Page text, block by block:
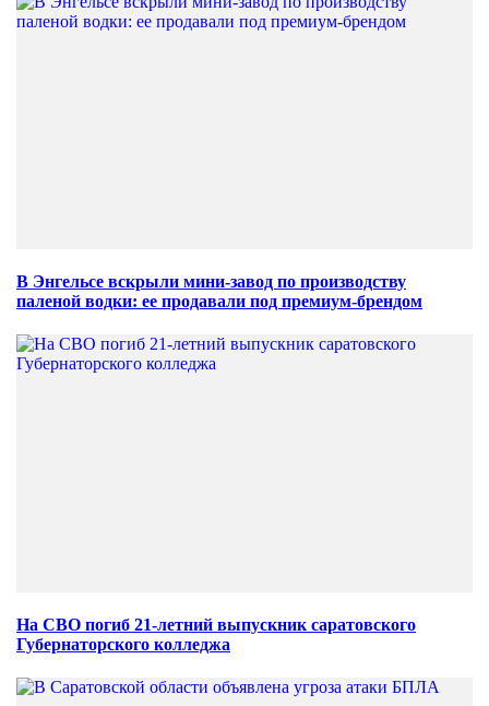
В Энгельсе вскрыли мини-завод по производству
паленой водки: ее продавали под премиум-брендом
На СВО погиб 21-летний выпускник саратовского
Губернаторского колледжа